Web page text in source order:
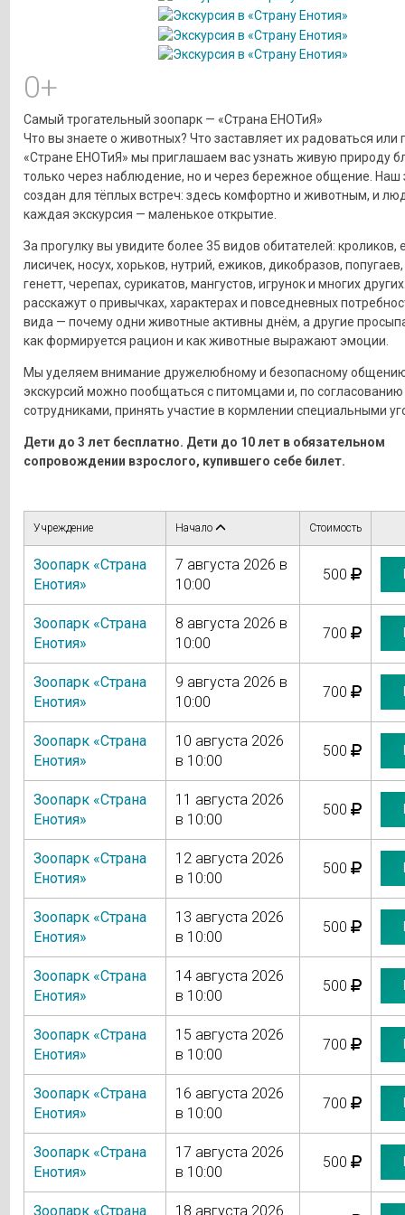
0+
Самый трогательный зоопарк — «Страна ЕНОТиЯ»
Что вы знаете о животных? Что заставляет их радоваться или
«Стране ЕНОТиЯ» мы приглашаем вас узнать живую природу
только через наблюдение, но и через бережное общение. Наш
создан для тёплых встреч: здесь комфортно и животным, и
каждая экскурсия — маленькое открытие.
За прогулку вы увидите более 35 видов обитателей: кроликов,
лисичек, носух, хорьков, нутрий, ежиков, дикобразов, попугаев,
генетт, черепах, сурикатов, мангустов, игрунок и многих
расскажут о привычках, характерах и повседневных
вида — почему одни животные активны днём, а другие
как формируется рацион и как животные выражают эмоции.
Мы уделяем внимание дружелюбному и безопасному
экскурсий можно пообщаться с питомцами и, по согласованию
сотрудниками, принять участие в кормлении специальными
Дети до 3 лет бесплатно. Дети до 10 лет в обязательном
сопровождении взрослого, купившего себе билет.
Учреждение Начало Стоимость
Зоопарк «Страна
Енотия»
7 августа 2026 в
10:00
500
Зоопарк «Страна
Енотия»
8 августа 2026 в
10:00
700
Зоопарк «Страна
Енотия»
9 августа 2026 в
10:00
700
Зоопарк «Страна
Енотия»
10 августа 2026
в 10:00
500
Зоопарк «Страна
Енотия»
11 августа 2026
в 10:00
500
Зоопарк «Страна
Енотия»
12 августа 2026
в 10:00
500
Зоопарк «Страна
Енотия»
13 августа 2026
в 10:00
500
Зоопарк «Страна
Енотия»
14 августа 2026
в 10:00
500
Зоопарк «Страна
Енотия»
15 августа 2026
в 10:00
700
Зоопарк «Страна
Енотия»
16 августа 2026
в 10:00
700
Зоопарк «Страна
Енотия»
17 августа 2026
в 10:00
500
Зоопарк «Страна 18 августа 2026